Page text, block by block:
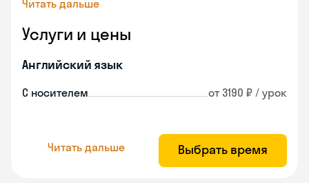
Читать дальше
Услуги и цены
Английский язык
С носителем от 3190 ₽ / урок
Читать дальше Выбрать время